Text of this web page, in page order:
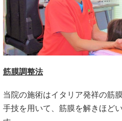
筋膜調整法
当院の施術はイタリア発祥の筋
手技を用いて、筋膜を解きほど